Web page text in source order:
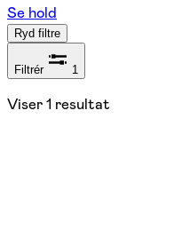
Se hold
Ryd filtre
Filtrér 1
Viser1 resultat